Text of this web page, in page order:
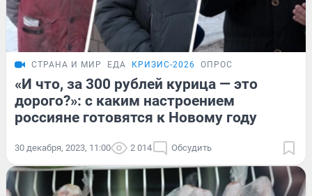
СТРАНА И МИР ЕДА КРИЗИС-2026 ОПРОС
«И что, за 300 рублей курица — это
дорого?»: с каким настроением
россияне готовятся к Новому году
30 декабря, 2023, 11:00 2 014 Обсудить